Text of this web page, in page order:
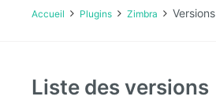
Accueil Plugins Zimbra Versions
Liste des versions